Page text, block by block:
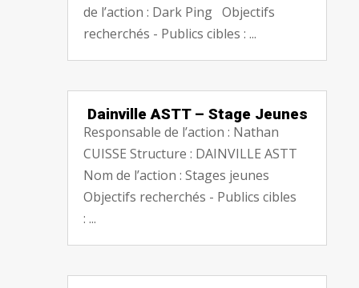
de l’action : Dark Ping Objectifs
recherchés - Publics cibles : ...
Dainville ASTT – Stage Jeunes
Responsable de l’action : Nathan
CUISSE Structure : DAINVILLE ASTT
Nom de l’action : Stages jeunes
Objectifs recherchés - Publics cibles
: ...